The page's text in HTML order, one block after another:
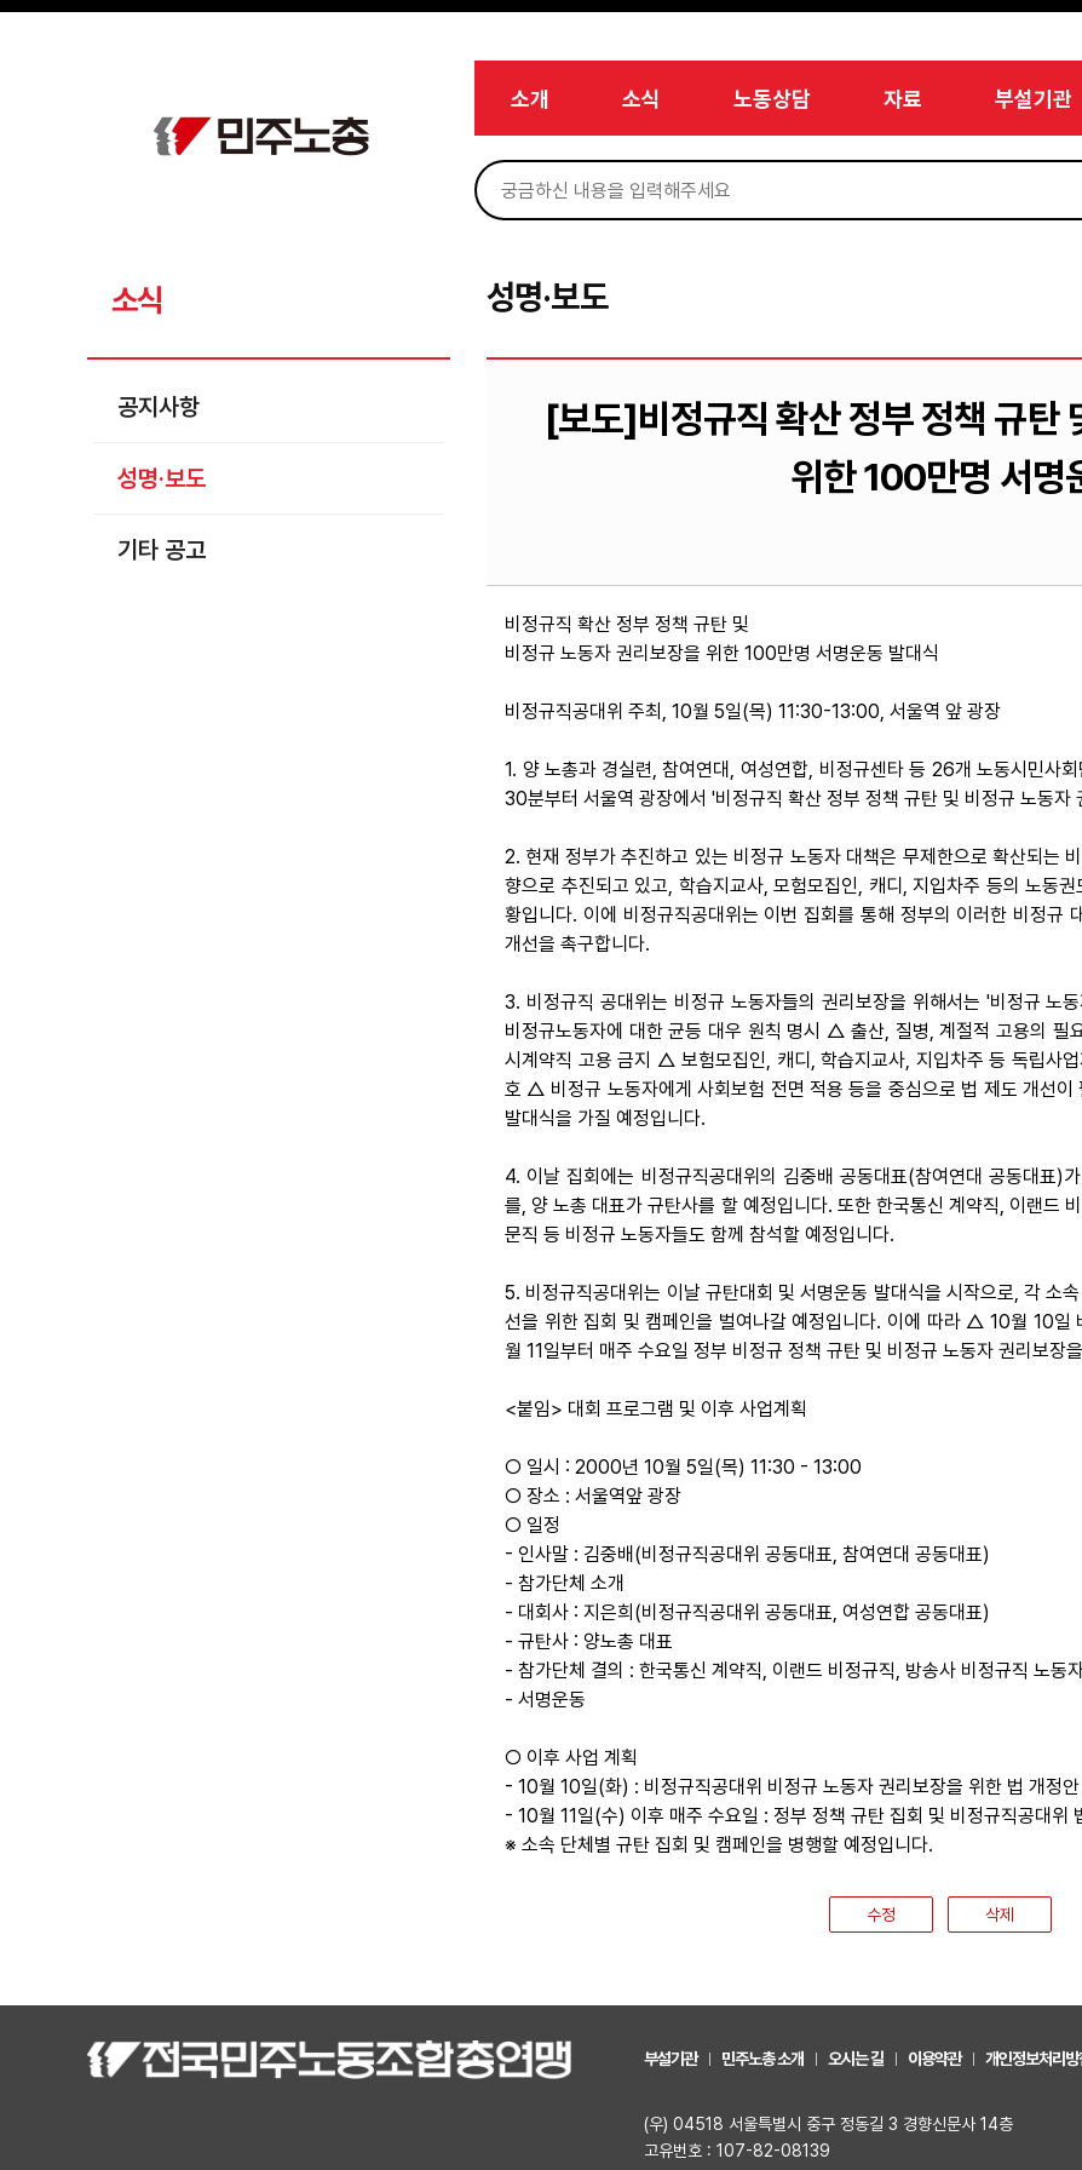
메뉴 건너뛰기
소개 소식 노동상담 자료 부설기관
소식
공지사항
성명·보도
기타 공고
성명·보도
[보도]비정규직 확산 정부 정책 규탄
위한 100만명 서명
비정규직 확산 정부 정책 규탄 및
비정규 노동자 권리보장을 위한 100만명 서명운동 발대식
비정규직공대위 주최, 10월 5일(목) 11:30-13:00, 서울역 앞 광장
1. 양 노총과 경실련, 참여연대, 여성연합, 비정규센타 등 26개 노동시민사
30분부터 서울역 광장에서 '비정규직 확산 정부 정책 규탄 및 비정규 노동
2. 현재 정부가 추진하고 있는 비정규 노동자 대책은 무제한으로 확산되는
향으로 추진되고 있고, 학습지교사, 모험모집인, 캐디, 지입차주 등의 노동
황입니다. 이에 비정규직공대위는 이번 집회를 통해 정부의 이러한 비정규
개선을 촉구합니다.
3. 비정규직 공대위는 비정규 노동자들의 권리보장을 위해서는 '비정규
비정규노동자에 대한 균등 대우 원칙 명시 △ 출산, 질병, 계절적 고용의 필
시계약직 고용 금지 △ 보험모집인, 캐디, 학습지교사, 지입차주 등 독립사
호 △ 비정규 노동자에게 사회보험 전면 적용 등을 중심으로 법 제도 개선
발대식을 가질 예정입니다.
4. 이날 집회에는 비정규직공대위의 김중배 공동대표(참여연대 공동대표)
를, 양 노총 대표가 규탄사를 할 예정입니다. 또한 한국통신 계약직, 이랜드
문직 등 비정규 노동자들도 함께 참석할 예정입니다.
5. 비정규직공대위는 이날 규탄대회 및 서명운동 발대식을 시작으로, 각 소
선을 위한 집회 및 캠페인을 벌여나갈 예정입니다. 이에 따라 △ 10월 10
월 11일부터 매주 수요일 정부 비정규 정책 규탄 및 비정규 노동자 권리보장
<붙임> 대회 프로그램 및 이후 사업계획
○ 일시 : 2000년 10월 5일(목) 11:30 - 13:00
○ 장소 : 서울역앞 광장
○ 일정
- 인사말 : 김중배(비정규직공대위 공동대표, 참여연대 공동대표)
- 참가단체 소개
- 대회사 : 지은희(비정규직공대위 공동대표, 여성연합 공동대표)
- 규탄사 : 양노총 대표
- 참가단체 결의 : 한국통신 계약직, 이랜드 비정규직, 방송사 비정규직 노동
- 서명운동
○ 이후 사업 계획
- 10월 10일(화) : 비정규직공대위 비정규 노동자 권리보장을 위한 법 개정
- 10월 11일(수) 이후 매주 수요일 : 정부 정책 규탄 집회 및 비정규직공대위
※ 소속 단체별 규탄 집회 및 캠페인을 병행할 예정입니다.
수정 삭제
부설기관 민주노총 소개 오시는 길 이용약관 개인정보처리방
(우) 04518 서울특별시 중구 정동길 3 경향신문사 14층
고유번호 : 107-82-08139
Sketchbook5, 스케치북5
Sketchbook5, 스케치북5